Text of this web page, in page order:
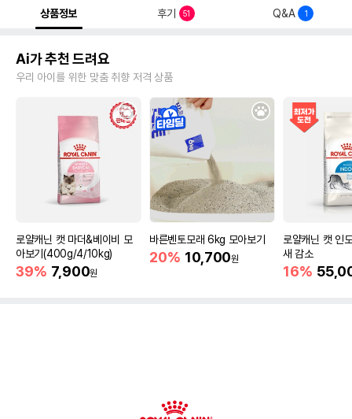
상품정보 후기 51 Q&A 1
Ai가 추천 드려요
우리 아이를 위한 맞춤 취향 저격 상품
로얄캐닌 캣 마더&베이비 모
아보기(400g/4/10kg)
39% 7,900원
바른벤토모래 6kg 모아보기
20% 10,700원
로얄캐닌 캣 인
새 감소
16%